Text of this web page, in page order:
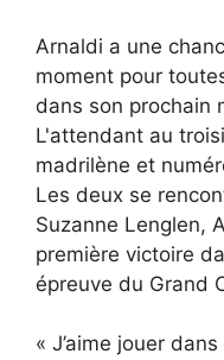
Arnaldi a une
moment pour
dans son prochain
L'attendant au
madrilène et
Les deux se
Suzanne Lenglen,
première victoire
épreuve du Grand
« J’aime jouer